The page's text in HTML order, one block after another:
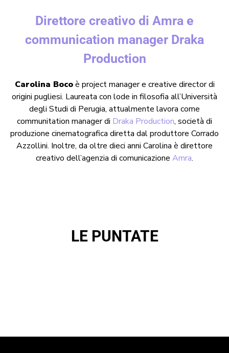
Direttore creativo di Amra e
communication manager Draka
Production
Carolina Bocoè project manager e creative director di
origini pugliesi. Laureata con lode in filosofia all’Università
degli Studi di Perugia, attualmente lavora come
communitation manager di Draka Production, società di
produzione cinematografica diretta dal produttore Corrado
Azzollini. Inoltre, da oltre dieci anni Carolina è direttore
creativo dell’agenzia di comunicazione Amra.
LE PUNTATE